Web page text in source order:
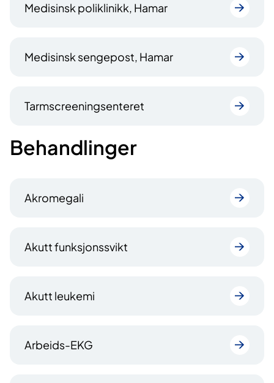
Medisinsk poliklinikk, Hamar
Medisinsk sengepost, Hamar
Tarmscreeningsenteret
Behandlinger
Akromegali
Akutt funksjonssvikt
Akutt leukemi
Arbeids-EKG